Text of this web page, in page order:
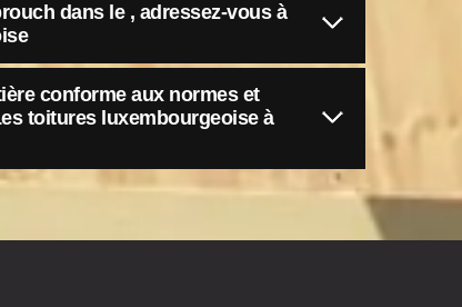
dans le , adressez-vous à
conforme aux normes et
toitures luxembourgeoise à